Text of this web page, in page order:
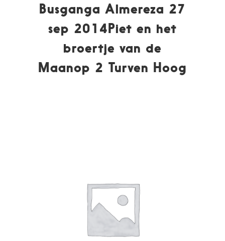
Busganga Almereza 27
sep 2014Piet en het
broertje van de
Maanop 2 Turven Hoog